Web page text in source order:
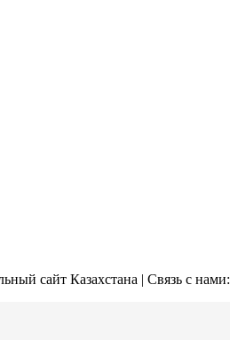
сайт Казахстана | Связь с нами: